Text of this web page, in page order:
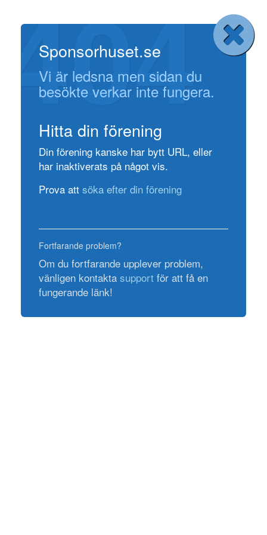
404
Sponsorhuset.se
Vi är ledsna men sidan du
besökte verkar inte fungera.
Hitta din förening
Din förening kanske har bytt URL, eller
har inaktiverats på något vis.
Prova att söka efter din förening
Fortfarande problem?
Om du fortfarande upplever problem,
vänligen kontakta support för att få en
fungerande länk!